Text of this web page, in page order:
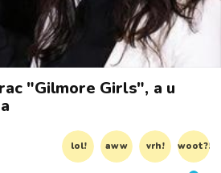
"Gilmore Girls", a u
lol! aww vrh! woot?!